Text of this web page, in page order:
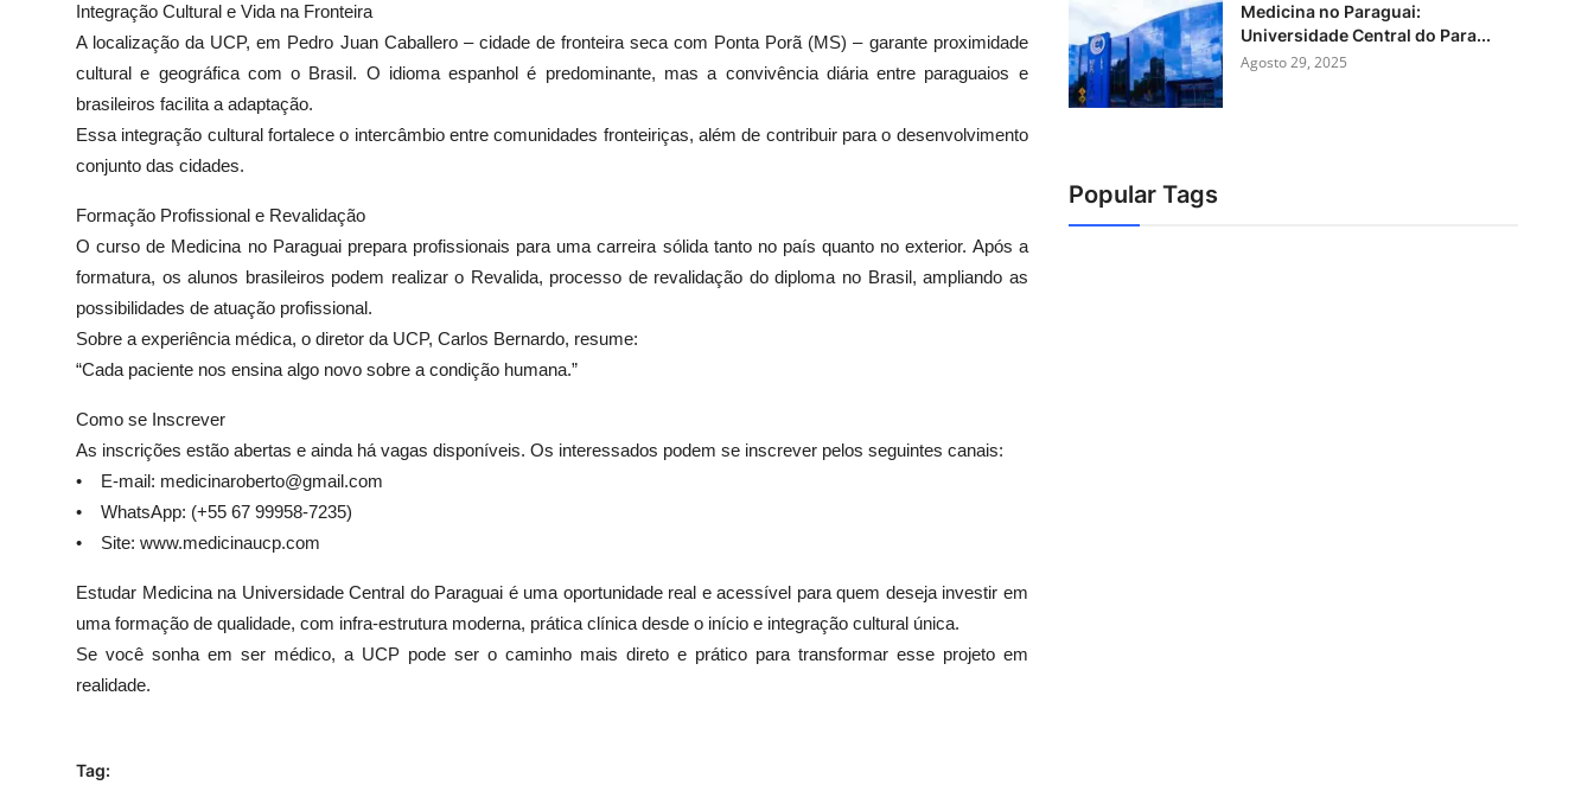
Integração Cultural e Vida na Fronteira
A localização da UCP, em Pedro Juan Caballero – cidade de fronteira seca com Ponta Porã (MS) – garante proximidade
cultural e geográfica com o Brasil. O idioma espanhol é predominante, mas a convivência diária entre paraguaios e
brasileiros facilita a adaptação.
Essa integração cultural fortalece o intercâmbio entre comunidades fronteiriças, além de contribuir para o desenvolvimento
conjunto das cidades.
Formação Profissional e Revalidação
O curso de Medicina no Paraguai prepara profissionais para uma carreira sólida tanto no país quanto no exterior. Após a
formatura, os alunos brasileiros podem realizar o Revalida, processo de revalidação do diploma no Brasil, ampliando as
possibilidades de atuação profissional.
Sobre a experiência médica, o diretor da UCP, Carlos Bernardo, resume:
“Cada paciente nos ensina algo novo sobre a condição humana.”
Como se Inscrever
As inscrições estão abertas e ainda há vagas disponíveis. Os interessados podem se inscrever pelos seguintes canais:
• E-mail: medicinaroberto@gmail.com
• WhatsApp: (+55 67 99958-7235)
• Site: www.medicinaucp.com
Estudar Medicina na Universidade Central do Paraguai é uma oportunidade real e acessível para quem deseja investir em
uma formação de qualidade, com infra-estrutura moderna, prática clínica desde o início e integração cultural única.
Se você sonha em ser médico, a UCP pode ser o caminho mais direto e prático para transformar esse projeto em
realidade.
Tag:
Medicina no Paraguai:
Universidade Central do Para...
Agosto 29, 2025
Popular Tags